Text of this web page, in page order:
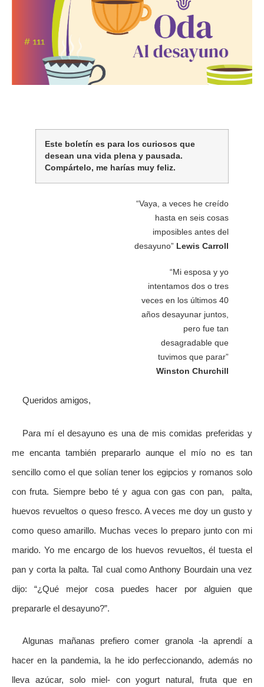
Este boletín es para los curiosos que
desean una vida plena y pausada.
Compártelo, me harías muy feliz.
“Vaya, a veces he creído
hasta en seis cosas
imposibles antes del
desayuno” Lewis Carroll
“Mi esposa y yo
intentamos dos o tres
veces en los últimos 40
años desayunar juntos,
pero fue tan
desagradable que
tuvimos que parar”
Winston Churchill
Queridos amigos,
Para mí el desayuno es una de mis comidas preferidas y
me encanta también prepararlo aunque el mío no es tan
sencillo como el que solían tener los egipcios y romanos solo
con fruta. Siempre bebo té y agua con gas con pan, palta,
huevos revueltos o queso fresco. A veces me doy un gusto y
como queso amarillo. Muchas veces lo preparo junto con mi
marido. Yo me encargo de los huevos revueltos, él tuesta el
pan y corta la palta. Tal cual como Anthony Bourdain una vez
dijo: “¿Qué mejor cosa puedes hacer por alguien que
prepararle el desayuno?”.
Algunas mañanas prefiero comer granola -la aprendí a
hacer en la pandemia, la he ido perfeccionando, además no
lleva azúcar, solo miel- con yogurt natural, fruta que en